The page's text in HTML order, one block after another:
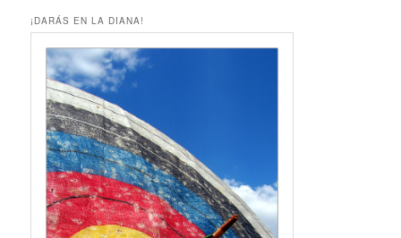
¡DARÁS EN LA DIANA!